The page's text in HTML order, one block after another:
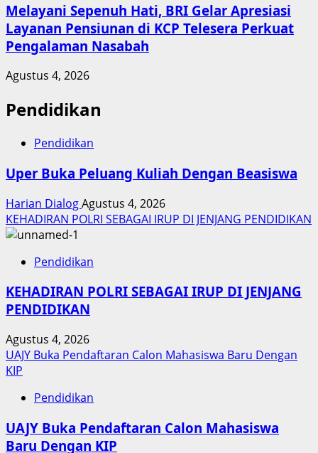
Melayani Sepenuh Hati, BRI Gelar Apresiasi
Layanan Pensiunan di KCP Telesera Perkuat
Pengalaman Nasabah
Agustus 4, 2026
Pendidikan
Pendidikan
Uper Buka Peluang Kuliah Dengan Beasiswa
Harian DialogAgustus 4, 2026
KEHADIRAN POLRI SEBAGAI IRUP DI JENJANG PENDIDIKAN
Pendidikan
KEHADIRAN POLRI SEBAGAI IRUP DI JENJANG
PENDIDIKAN
Agustus 4, 2026
UAJY Buka Pendaftaran Calon Mahasiswa Baru Dengan
KIP
Pendidikan
UAJY Buka Pendaftaran Calon Mahasiswa
Baru Dengan KIP